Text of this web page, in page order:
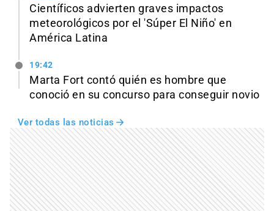
Científicos advierten graves impactos
meteorológicos por el 'Súper El Niño' en
América Latina
19:42
Marta Fort contó quién es hombre que
conoció en su concurso para conseguir novio
Ver todas las noticias